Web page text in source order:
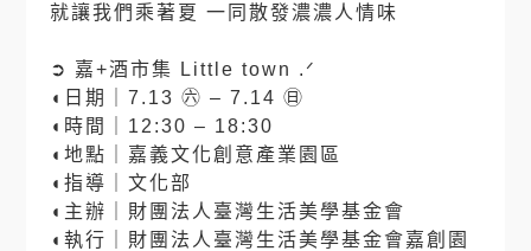
就讓我們乘著夏 一同散發濃濃人情味
➲ 嘉+酒市集 Little town .ᐟ
◖日期｜7.13 ㊅ – 7.14 ㊐
◖時間｜12:30 – 18:30
◖地點｜嘉義文化創意產業園區
◖指導｜文化部
◖主辦｜財團法人臺灣生活美學基金會
◖執行｜財團法人臺灣生活美學基金會嘉創園